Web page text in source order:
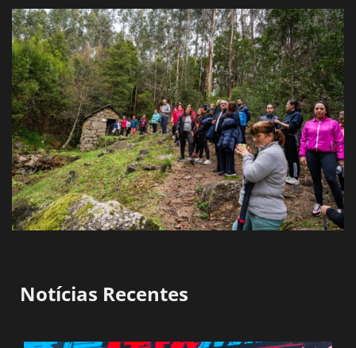
Notícias Recentes